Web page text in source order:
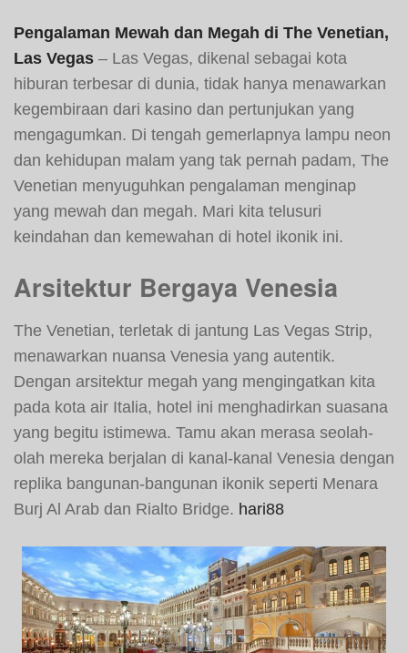
Pengalaman Mewah dan Megah di The Venetian,
Las Vegas – Las Vegas, dikenal sebagai kota
hiburan terbesar di dunia, tidak hanya menawarkan
kegembiraan dari kasino dan pertunjukan yang
mengagumkan. Di tengah gemerlapnya lampu neon
dan kehidupan malam yang tak pernah padam, The
Venetian menyuguhkan pengalaman menginap
yang mewah dan megah. Mari kita telusuri
keindahan dan kemewahan di hotel ikonik ini.
Arsitektur Bergaya Venesia
The Venetian, terletak di jantung Las Vegas Strip,
menawarkan nuansa Venesia yang autentik.
Dengan arsitektur megah yang mengingatkan kita
pada kota air Italia, hotel ini menghadirkan suasana
yang begitu istimewa. Tamu akan merasa seolah-
olah mereka berjalan di kanal-kanal Venesia dengan
replika bangunan-bangunan ikonik seperti Menara
Burj Al Arab dan Rialto Bridge. hari88